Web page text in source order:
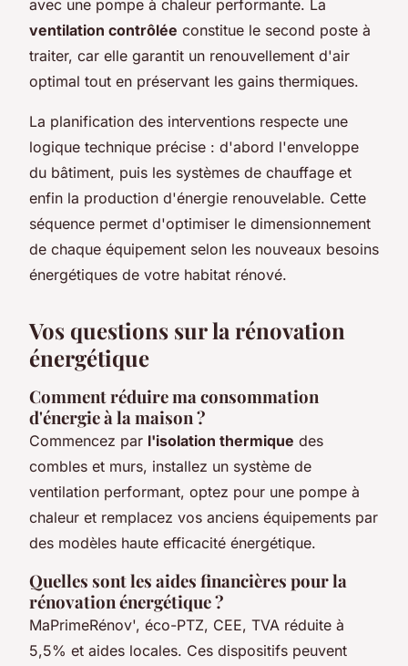
avec une pompe à chaleur performante. La
ventilation contrôlée constitue le second poste à
traiter, car elle garantit un renouvellement d'air
optimal tout en préservant les gains thermiques.
La planification des interventions respecte une
logique technique précise : d'abord l'enveloppe
du bâtiment, puis les systèmes de chauffage et
enfin la production d'énergie renouvelable. Cette
séquence permet d'optimiser le dimensionnement
de chaque équipement selon les nouveaux besoins
énergétiques de votre habitat rénové.
Vos questions sur la rénovation
énergétique
Comment réduire ma consommation
d'énergie à la maison ?
Commencez par l'isolation thermique des
combles et murs, installez un système de
ventilation performant, optez pour une pompe à
chaleur et remplacez vos anciens équipements par
des modèles haute efficacité énergétique.
Quelles sont les aides financières pour la
rénovation énergétique ?
MaPrimeRénov', éco-PTZ, CEE, TVA réduite à
5,5% et aides locales. Ces dispositifs peuvent